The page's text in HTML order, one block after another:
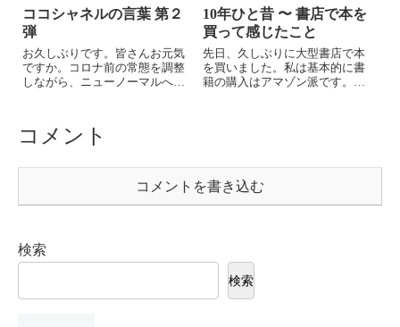
ココシャネルの言葉 第２
弾
お久しぶりです。皆さんお元気
ですか。コロナ前の常態を調整
しながら、ニューノーマルへの
う感じでしょうか。コロナと共
存しながら経済を取り戻す機運
「英語で女子力アッ...
10年ひと昔 〜 書店で本を
買って感じたこと
先日、久しぶりに大型書店で本
を買いました。私は基本的に書
籍の購入はアマゾン派です。知
して早ければ翌日...
コメント
コメントを書き込む
検索
検索